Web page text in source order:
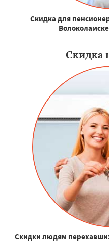
Скидка для
Скидка
Скидки людям